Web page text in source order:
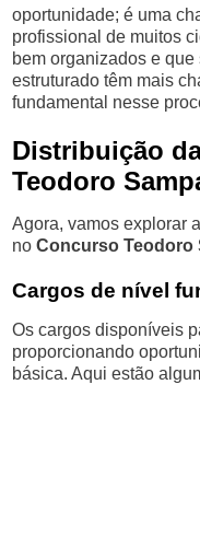
oportunidade; é uma
profissional de muitos
bem organizados e
estruturado têm mais
fundamental nesse
Distribuição
Teodoro
Agora, vamos explorar
noConcurso Teodoro
Cargos de nível
Os cargos disponíveis
proporcionando
básica. Aqui estão